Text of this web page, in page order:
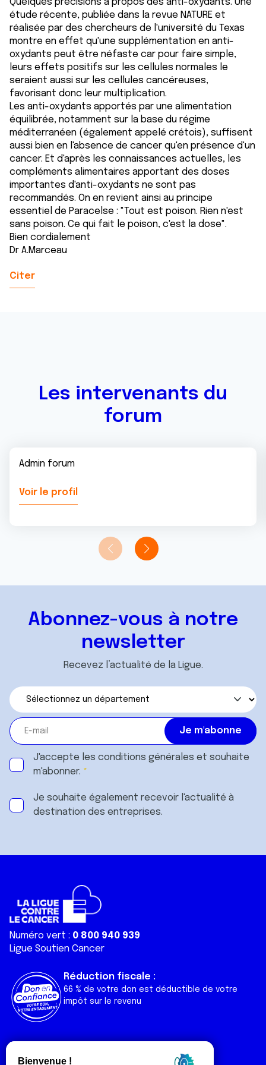
publicité et d'analyse, qui peuvent combiner celles-ci
avec d'autres informations que vous leur avez fournies
ou qu'ils ont collectées lors de votre utilisation de leurs
services.
Quelques précisions à propos des anti-oxydants. Une
étude récente, publiée dans la revue NATURE et
réalisée par des chercheurs de l'université du Texas
montre en effet qu'une supplémentation en anti-
oxydants peut être néfaste car pour faire simple,
leurs effets positifs sur les cellules normales le
seraient aussi sur les cellules cancéreuses,
favorisant donc leur multiplication.
Les anti-oxydants apportés par une alimentation
équilibrée, notamment sur la base du régime
méditerranéen (également appelé crétois), suffisent
aussi bien en l'absence de cancer qu'en présence d'un
cancer. Et d'après les connaissances actuelles, les
compléments alimentaires apportant des doses
importantes d'anti-oxydants ne sont pas
recommandés. On en revient ainsi au principe
essentiel de Paracelse : "Tout est poison. Rien n'est
sans poison. Ce qui fait le poison, c'est la dose".
Bien cordialement
Dr A.Marceau
Citer
Les intervenants du
forum
Admin forum
Voir le profil
Abonnez-vous à notre
newsletter
Recevez l’actualité de la Ligue.
J'accepte les conditions générales et souhaite
m'abonner.
Je souhaite également recevoir l'actualité à
destination des entreprises.
Numéro vert : 0 800 940 939
Ligue Soutien Cancer
Réduction fiscale :
66 % de votre don est déductible de votre
impôt sur le revenu
Liens utiles
Nos actualités